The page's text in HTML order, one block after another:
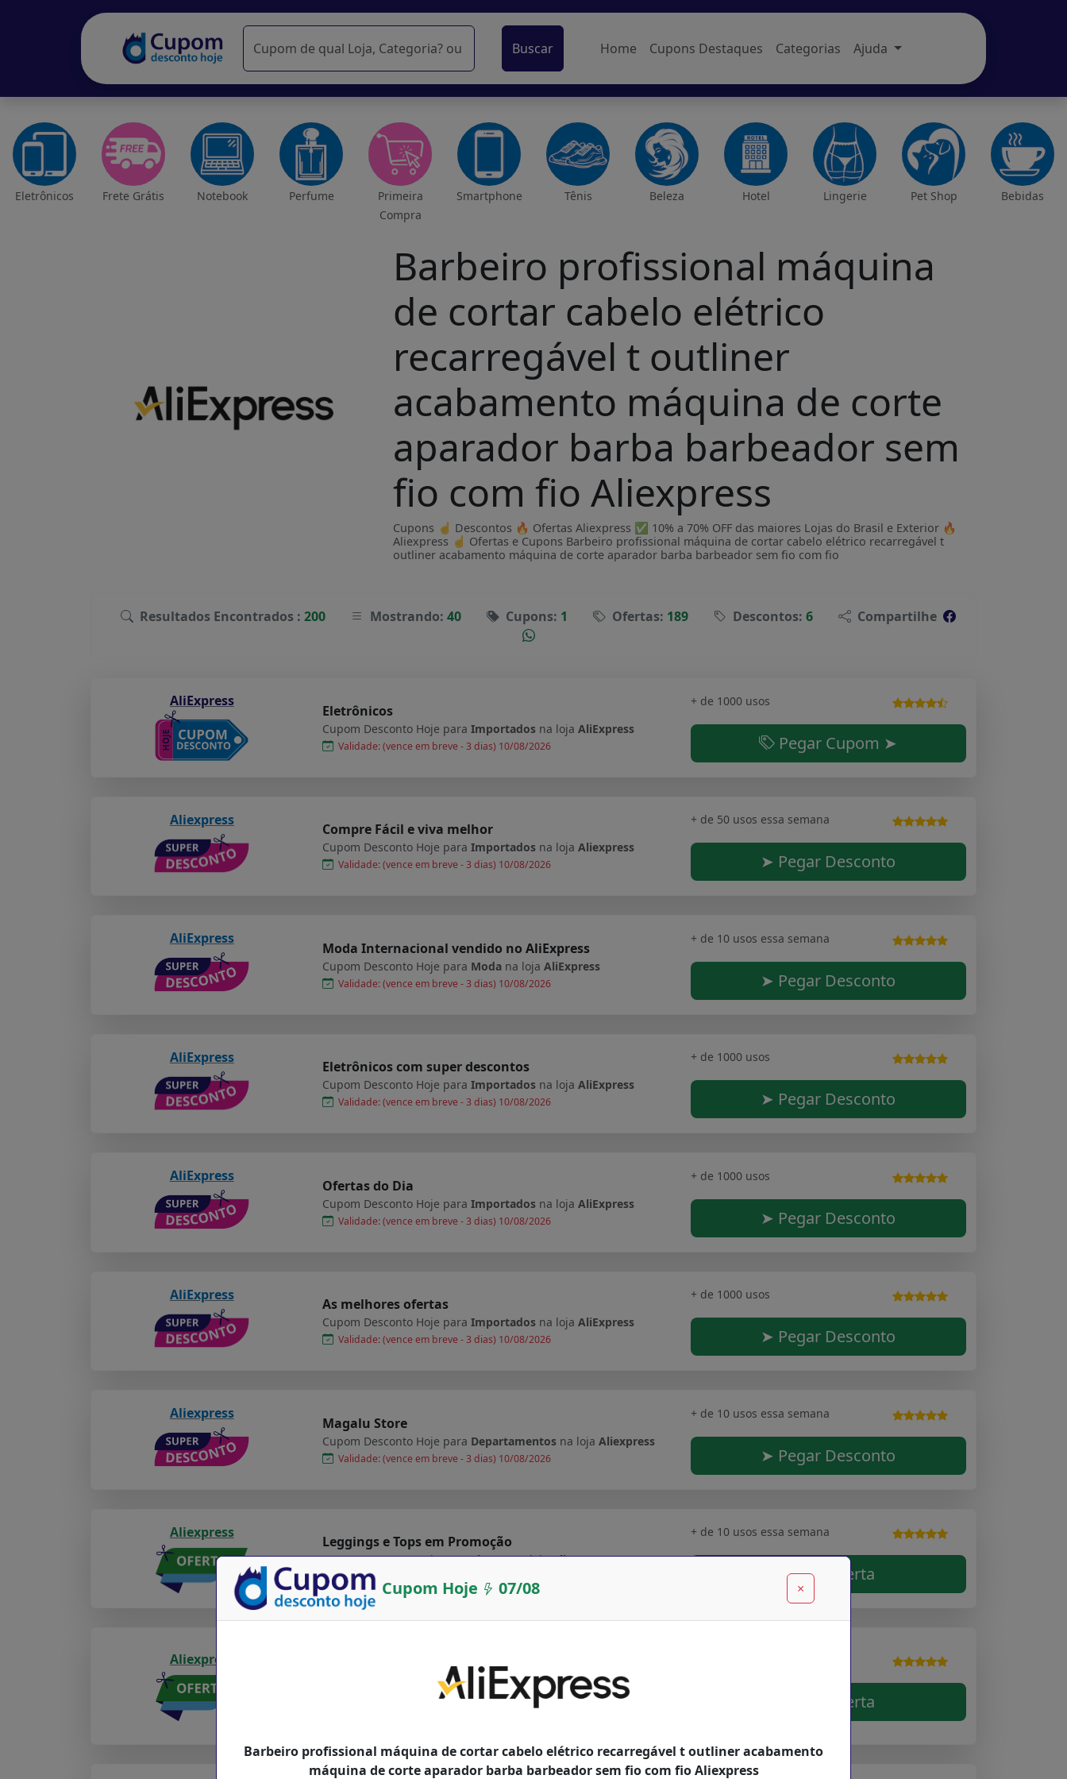
Buscar Home Cupons Destaques Categorias Ajuda
Eletrônicos Frete Grátis Notebook Perfume
Primeira
Compra
Smartphone Tênis Beleza Hotel Lingerie Pet Shop Bebidas
Barbeiro profissional máquina
de cortar cabelo elétrico
recarregável t outliner
acabamento máquina de corte
aparador barba barbeador sem
fio com fio Aliexpress
Cupons ☝ Descontos 🔥 Ofertas Aliexpress ✅ 10% a 70% OFF das maiores Lojas do Brasil e Exterior 🔥
Aliexpress ☝ Ofertas e Cupons Barbeiro profissional máquina de cortar cabelo elétrico recarregável t
outliner acabamento máquina de corte aparador barba barbeador sem fio com fio
Resultados Encontrados : 200 Mostrando: 40 Cupons: 1 Ofertas: 189 Descontos: 6 Compartilhe
AliExpress
Eletrônicos
Cupom Desconto Hoje para Importados na loja AliExpress
Validade: (vence em breve - 3 dias) 10/08/2026
+ de 1000 usos
Pegar Cupom ➤
Aliexpress
Compre Fácil e viva melhor
Cupom Desconto Hoje para Importados na loja Aliexpress
Validade: (vence em breve - 3 dias) 10/08/2026
+ de 50 usos essa semana
➤ Pegar Desconto
AliExpress
Moda Internacional vendido no AliExpress
Cupom Desconto Hoje para Moda na loja AliExpress
Validade: (vence em breve - 3 dias) 10/08/2026
+ de 10 usos essa semana
➤ Pegar Desconto
AliExpress
Eletrônicos com super descontos
Cupom Desconto Hoje para Importados na loja AliExpress
Validade: (vence em breve - 3 dias) 10/08/2026
+ de 1000 usos
➤ Pegar Desconto
AliExpress
Ofertas do Dia
Cupom Desconto Hoje para Importados na loja AliExpress
Validade: (vence em breve - 3 dias) 10/08/2026
+ de 1000 usos
➤ Pegar Desconto
AliExpress
As melhores ofertas
Cupom Desconto Hoje para Importados na loja AliExpress
Validade: (vence em breve - 3 dias) 10/08/2026
+ de 1000 usos
➤ Pegar Desconto
Aliexpress
Magalu Store
Cupom Desconto Hoje para Departamentos na loja Aliexpress
Validade: (vence em breve - 3 dias) 10/08/2026
+ de 10 usos essa semana
➤ Pegar Desconto
Aliexpress
Leggings e Tops em Promoção
Cupom Desconto Hoje paraFitnessna lojaAliexpress
Validade: (vence em breve - 3 dias) 10/08/2026
+ de 10 usos essa semana
➤ Ver Oferta
Aliexpress
usb tipo c estação de carregamento berço doca para
sony playstation5 joystick gamepad novo
Departamentos ➤ Ver Oferta
Cupom Hoje 07/08 ×
Barbeiro profissional máquina de cortar cabelo elétrico recarregável t outliner acabamento
máquina de corte aparador barba barbeador sem fio com fio Aliexpress